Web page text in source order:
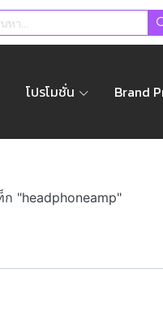
โปรโมชั่น Brand
"headphoneamp"